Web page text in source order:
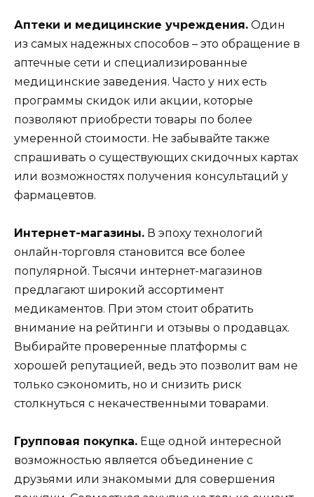
Аптеки и медицинские учреждения. Один
из самых надежных способов – это обращение в
аптечные сети и специализированные
медицинские заведения. Часто у них есть
программы скидок или акции, которые
позволяют приобрести товары по более
умеренной стоимости. Не забывайте также
спрашивать о существующих скидочных картах
или возможностях получения консультаций у
фармацевтов.
Интернет-магазины. В эпоху технологий
онлайн-торговля становится все более
популярной. Тысячи интернет-магазинов
предлагают широкий ассортимент
медикаментов. При этом стоит обратить
внимание на рейтинги и отзывы о продавцах.
Выбирайте проверенные платформы с
хорошей репутацией, ведь это позволит вам не
только сэкономить, но и снизить риск
столкнуться с некачественными товарами.
Групповая покупка. Еще одной интересной
возможностью является объединение с
друзьями или знакомыми для совершения